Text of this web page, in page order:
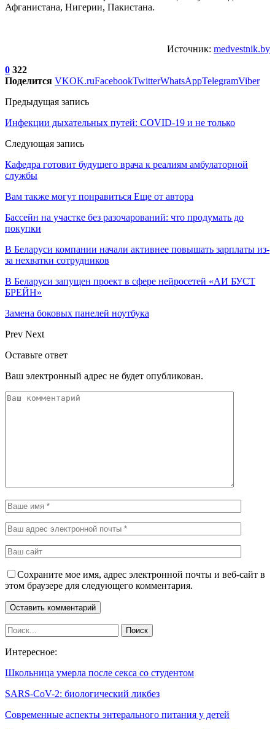
Афганистана, Нигерии, Пакистана.
Источник: medvestnik.by
0 322
Поделится VKOK.ruFacebookTwitterWhatsAppTelegramViber
Предыдущая запись
Инфекции дыхательных путей: COVID-19 и не только
Следующая запись
Кафедра готовит будущего врача к реалиям амбулаторной
службы
Вам также могут понравиться Еще от автора
Бассейн на участке без разочарований: что продумать до
покупки
В Беларуси компании начали активнее повышать зарплаты из-
за нехватки сотрудников
В Беларуси запущен проект в сфере нейросетей «АИ БУСТ
БРЕЙН»
Замена боковых панелей ноутбука
Prev Next
Оставьте ответ
Ваш электронный адрес не будет опубликован.
Сохраните мое имя, адрес электронной почты и веб-сайт в
этом браузере для следующего комментария.
Интересное:
Школьница умерла после секса со студентом
SARS-CoV-2: биологический ликбез
Современные аспекты энтерального питания у детей